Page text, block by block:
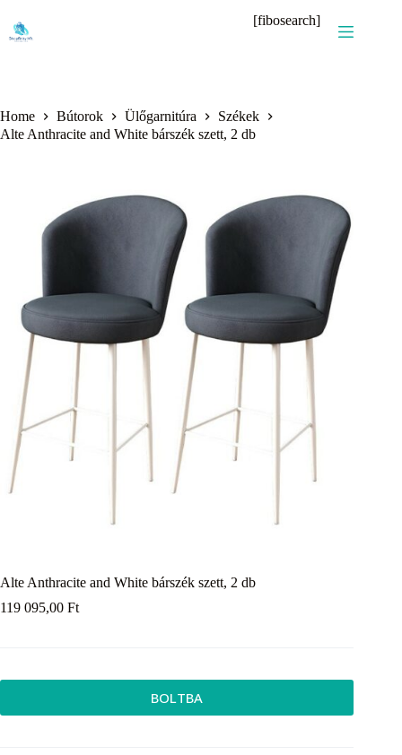
content
[fibosearch]
Home Bútorok Ülőgarnitúra
Székek
Alte Anthracite and White bárszék szett, 2 db
Alte Anthracite and White bárszék szett, 2 db
119 095,00 Ft
BOLTBA